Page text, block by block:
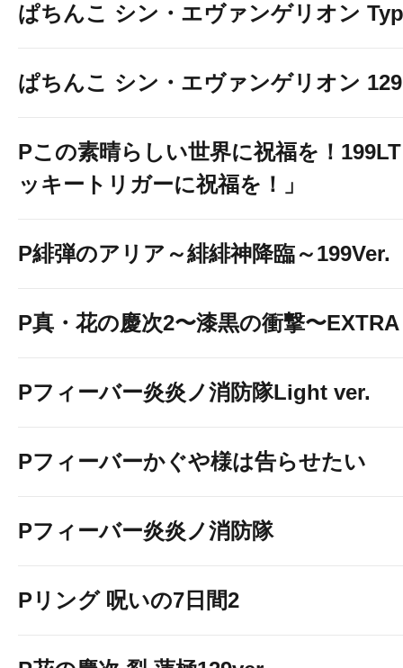
ぱちんこ シン・エヴァンゲリオン
ぱちんこ シン・エヴァンゲリオン
Pこの素晴らしい世界に祝福を！
ッキートリガーに祝福を！」
P緋弾のアリア～緋緋神降臨～199Ver.
P真・花の慶次2〜漆黒の衝撃〜
Pフィーバー炎炎ノ消防隊Light ver.
Pフィーバーかぐや様は告らせたい
Pフィーバー炎炎ノ消防隊
Pリング 呪いの7日間2